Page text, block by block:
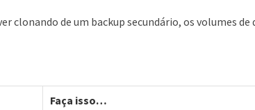
clonando de um backup secundário, os volumes
Faça isso…​